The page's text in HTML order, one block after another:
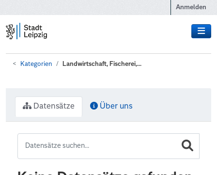
Anmelden
Kategorien Landwirtschaft, Fischerei,...
Datensätze Über uns